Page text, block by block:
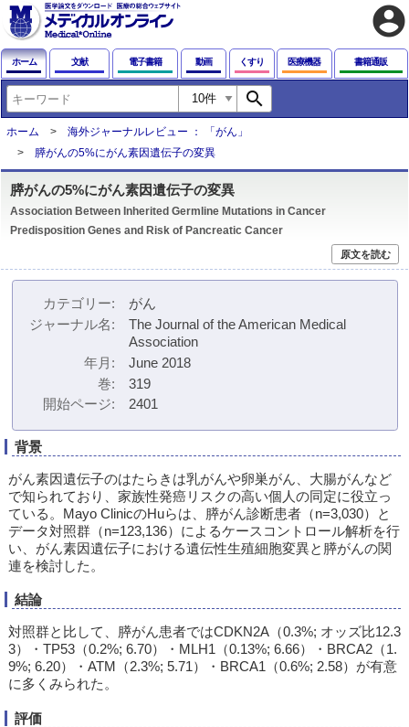
account_circle
ホーム 文献 電子書籍 動画 くすり 医療機器 書籍通販
search
ホーム
海外ジャーナルレビュー ： 「がん」
膵がんの5%にがん素因遺伝子の変異
膵がんの5%にがん素因遺伝子の変異
Association Between Inherited Germline Mutations in Cancer
Predisposition Genes and Risk of Pancreatic Cancer
原文を読む
カテゴリー
がん
ジャーナル名
The Journal of the American Medical
Association
年月
June 2018
巻
319
開始ページ
2401
背景
がん素因遺伝子のはたらきは乳がんや卵巣がん、大腸がんなど
で知られており、家族性発癌リスクの高い個人の同定に役立っ
ている。Mayo ClinicのHuらは、膵がん診断患者（n=3,030）と
データ対照群（n=123,136）によるケースコントロール解析を行
い、がん素因遺伝子における遺伝性生殖細胞変異と膵がんの関
連を検討した。
結論
対照群と比して、膵がん患者ではCDKN2A（0.3%; オッズ比12.3
3）・TP53（0.2%; 6.70）・MLH1（0.13%; 6.66）・BRCA2（1.
9%; 6.20）・ATM（2.3%; 5.71）・BRCA1（0.6%; 2.58）が有意
に多くみられた。
評価